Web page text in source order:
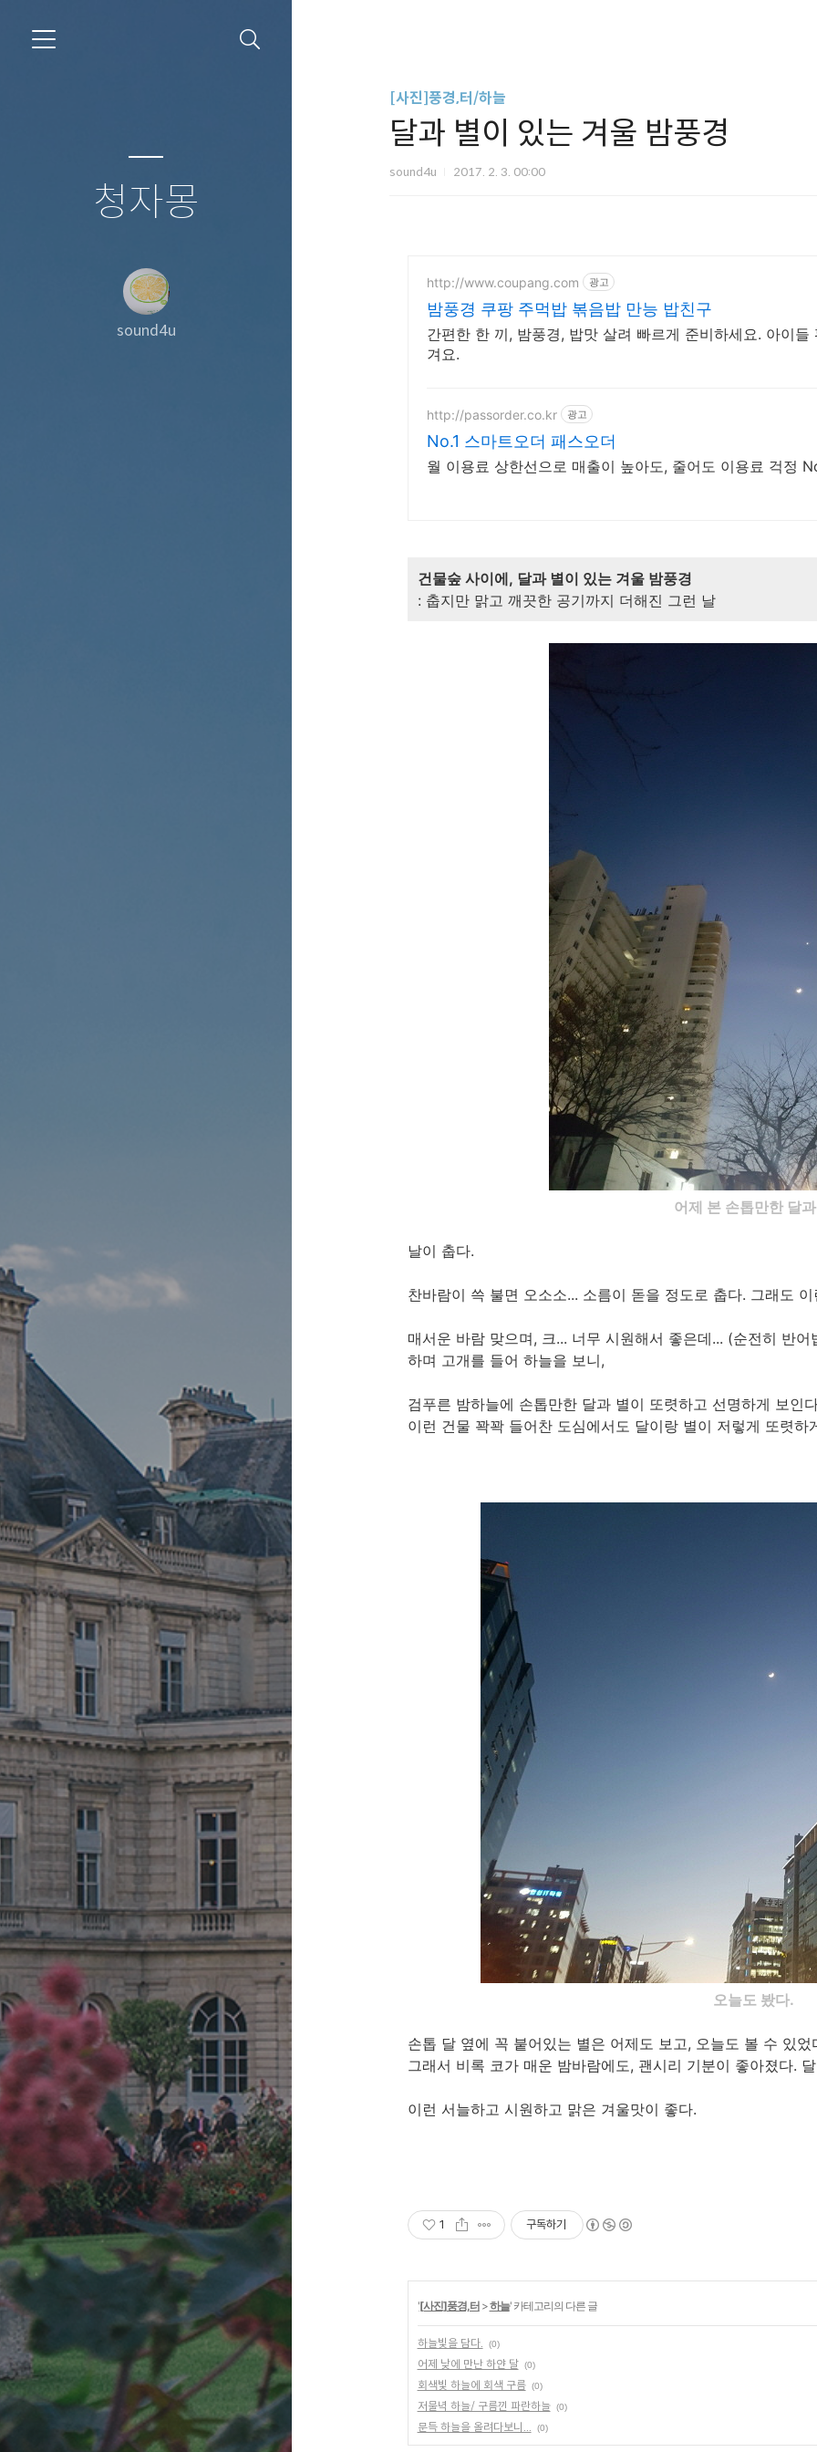
청자몽
sound4u
[사진]풍경,터/하늘
달과 별이 있는 겨울 밤풍경
sound4u 2017. 2. 3. 00:00
http://www.coupang.com 광고
밤풍경 쿠팡 주먹밥 볶음밥 만능 밥친구
간편한 한 끼, 밤풍경, 밥맛 살려 빠르게 준비하세요. 아이
겨요.
http://passorder.co.kr 광고
No.1 스마트오더 패스오더
월 이용료 상한선으로 매출이 높아도, 줄어도 이용료 걱정
건물숲 사이에, 달과 별이 있는 겨울 밤풍경
: 춥지만 맑고 깨끗한 공기까지 더해진 그런 날
어제 본 손톱만한 달
날이 춥다.
찬바람이 쓱 불면 오소소... 소름이 돋을 정도로 춥다. 그래도
매서운 바람 맞으며, 크... 너무 시원해서 좋은데... (순전히 반어
하며 고개를 들어 하늘을 보니,
검푸른 밤하늘에 손톱만한 달과 별이 또렷하고 선명하게 보인
이런 건물 꽉꽉 들어찬 도심에서도 달이랑 별이 저렇게 또렷하
오늘도 봤다.
손톱 달 옆에 꼭 붙어있는 별은 어제도 보고, 오늘도 볼 수 있었
그래서 비록 코가 매운 밤바람에도, 괜시리 기분이 좋아졌다.
이런 서늘하고 시원하고 맑은 겨울맛이 좋다.
1 구독하기
'[사진]풍경,터>하늘' 카테고리의 다른 글
하늘빛을 담다. (0)
어제 낮에 만난 하얀 달 (0)
회색빛 하늘에 회색 구름 (0)
저물녁 하늘/ 구름낀 파란하늘 (0)
문득 하늘을 올려다보니... (0)